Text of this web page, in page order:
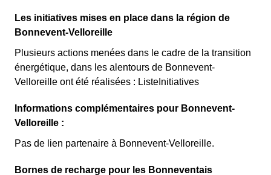
Les initiatives mises en place dans la région de
Bonnevent-Velloreille
Plusieurs actions menées dans le cadre de la transition
énergétique, dans les alentours de Bonnevent-
Velloreille ont été réalisées : ListeInitiatives
Informations complémentaires pour Bonnevent-
Velloreille :
Pas de lien partenaire à Bonnevent-Velloreille.
Bornes de recharge pour les Bonneventais